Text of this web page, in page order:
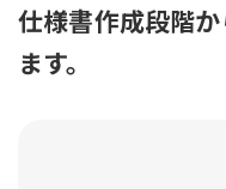
仕様書作成段階
ます。